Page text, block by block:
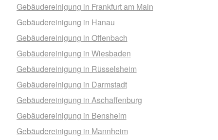
Gebäudereinigung in Frankfurt am Main
Gebäudereinigung in Hanau
Gebäudereinigung in Offenbach
Gebäudereinigung in Wiesbaden
Gebäudereinigung in Rüsselsheim
Gebäudereinigung in Darmstadt
Gebäudereinigung in Aschaffenburg
Gebäudereinigung in Bensheim
Gebäudereinigung in Mannheim